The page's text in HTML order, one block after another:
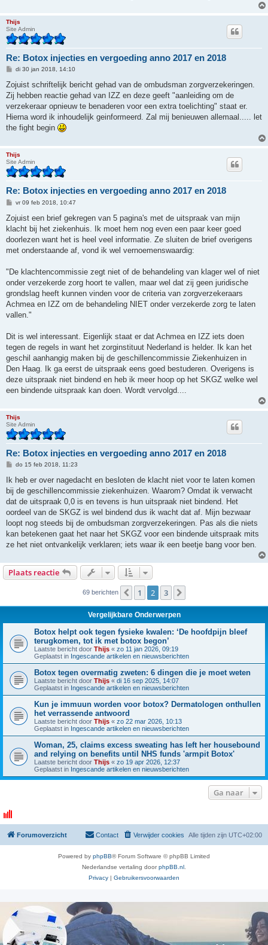
Thijs
Site Admin
Re: Botox injecties en vergoeding anno 2017 en 2018
B
r
h
di 30 jan 2018, 14:10
Zojuist schriftelijk bericht gehad van de ombudsman zorgverzekeringen.
Zij hebben reactie gehad van IZZ en deze geeft "aanleiding om de
verzekeraar opnieuw te benaderen voor een extra toelichting" staat er.
Hierna word ik inhoudelijk geinformeerd. Zal mij benieuwen allemaal..... let
the fight begin
Thijs
Site Admin
Re: Botox injecties en vergoeding anno 2017 en 2018
B
r
c
h
vr 09 feb 2018, 10:47
Zojuist een brief gekregen van 5 pagina's met de uitspraak van mijn
klacht bij het ziekenhuis. Ik moet hem nog even een paar keer goed
doorlezen want het is heel veel informatie. Ze sluiten de brief overigens
met onderstaande af, vond ik wel vernoemenswaardig:
"De klachtencommissie zegt niet of de behandeling van klager wel of niet
onder verzekerde zorg hoort te vallen, maar wel dat zij geen juridische
grondslag heeft kunnen vinden voor de criteria van zorgverzekeraars
Achmea en IZZ om de behandeling NIET onder verzekerde zorg te laten
vallen."
Dit is wel interessant. Eigenlijk staat er dat Achmea en IZZ iets doen
tegen de regels in want het zorginstituut Nederland is helder. Ik kan het
geschil aanhangig maken bij de geschillencommissie Ziekenhuizen in
Den Haag. Ik ga eerst de uitspraak eens goed bestuderen. Overigens is
deze uitspraak niet bindend en heb ik meer hoop op het SKGZ welke wel
een bindende uitspraak kan doen. Wordt vervolgd....
Thijs
Site Admin
Re: Botox injecties en vergoeding anno 2017 en 2018
B
h
do 15 feb 2018, 11:23
Ik heb er over nagedacht en besloten de klacht niet voor te laten komen
bij de geschillencommissie ziekenhuizen. Waarom? Omdat ik verwacht
dat de uitspraak 0,0 is en tevens is hun uitspraak niet bindend. Het
oordeel van de SKGZ is wel bindend dus ik wacht dat af. Mijn bezwaar
loopt nog steeds bij de ombudsman zorgverzekeringen. Pas als die niets
kan betekenen gaat het naar het SKGZ voor een bindende uitspraak mits
ze het niet ontvankelijk verklaren; iets waar ik een beetje bang voor ben.
Plaats reactie
69 berichten Vorige
1 2 3
Vergelijkbare Onderwerpen
Botox helpt ook tegen fysieke kwalen: ‘De hoofdpijn bleef
terugkomen, tot ik met botox begon’
Laatste bericht door Thijs « zo 11 jan 2026, 09:19
Geplaatst in Ingescande artikelen en nieuwsberichten
Botox tegen overmatig zweten: 6 dingen die je moet weten
Laatste bericht door Thijs « di 16 sep 2025, 14:07
Geplaatst in Ingescande artikelen en nieuwsberichten
Kun je immuun worden voor botox? Dermatologen onthullen
het verrassende antwoord
Laatste bericht door Thijs « zo 22 mar 2026, 10:13
Geplaatst in Ingescande artikelen en nieuwsberichten
Woman, 25, claims excess sweating has left her housebound
and relying on benefits until NHS funds 'armpit Botox'
Laatste bericht door Thijs « zo 19 apr 2026, 12:37
Geplaatst in Ingescande artikelen en nieuwsberichten
Ga naar
Forumoverzicht Alle tijden zijn UTC+02:00
Verwijder cookies
Contact
Powered by phpBB® Forum Software © phpBB Limited
Nederlandse vertaling doorphpBB.nl
Privacy | Gebruikersvoorwaarden